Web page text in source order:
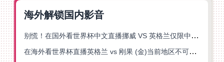
海外解锁国内影音
别慌！在国外看世界杯中文直播挪威 VS 英格兰仅限中国大陆？这篇指南帮你搞定
在海外看世界杯直播英格兰 vs 刚果 (金)当前地区不可播放？这篇指南帮你突破所有限制